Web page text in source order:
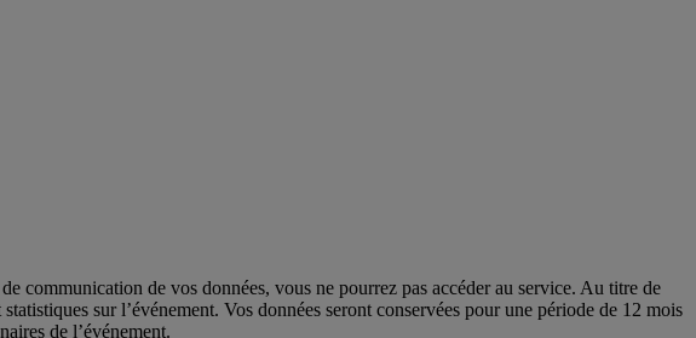
communication de vos données, vous ne pourrez pas accéder au service. Au titre de
sur l’événement. Vos données seront conservées pour une période de 12 mois
de l’événement.